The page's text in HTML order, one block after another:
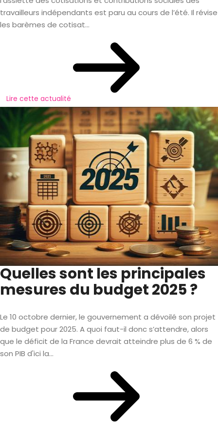
travailleurs indépendants est paru au cours de l’été. Il révise
les barèmes de cotisat...
Lire cette actualité
Quelles sont les principales
mesures du budget 2025 ?
Le 10 octobre dernier, le gouvernement a dévoilé son projet
de budget pour 2025. A quoi faut-il donc s’attendre, alors
que le déficit de la France devrait atteindre plus de 6 % de
son PIB d'ici la...